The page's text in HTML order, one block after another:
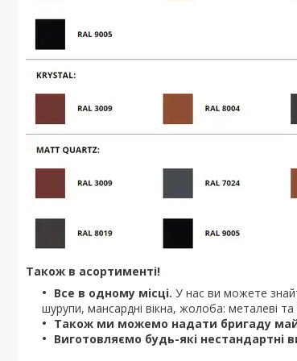
Також в асортименті!
Все в одному місці. У нас ви можете
шурупи, мансардні вікна, жолоба: металеві
Також ми можемо надати бригаду
Виготовляємо будь-які нестандартні